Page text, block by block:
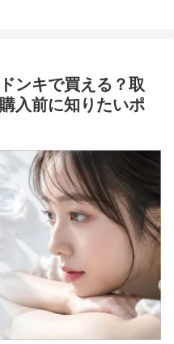
ンキで買える？取
入前に知りたいポ